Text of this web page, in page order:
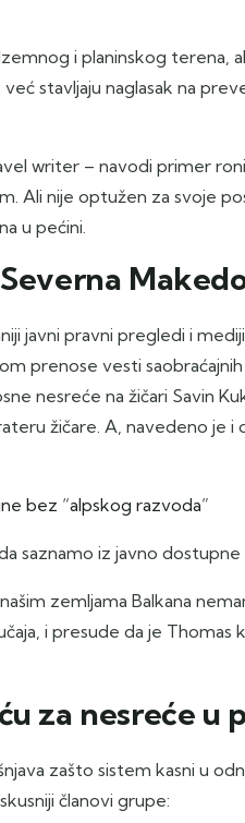
i planinskog terena,
stavljaju naglasak na
writer – navodi primer
Ali nije optužen za svoje
u pećini.
javni pravni pregledi i
prenose vesti
nesreće na žičari Savin
žičare. A, navedeno je i
bez “alpskog razvoda”
saznamo iz javno
zemljama Balkana
i presude da je Thomas
za nesreće u
zašto sistem kasni u
članovi grupe: